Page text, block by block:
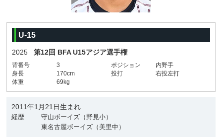
U-15
2025 第12回 BFA U15アジア選手権
背番号 3 ポジション
内野手
身長
170cm 投打
右投左打
体重
69kg
2011年1月21日生まれ
経歴
守山ボーイズ（野見小）
東名古屋ボーイズ（美里中）